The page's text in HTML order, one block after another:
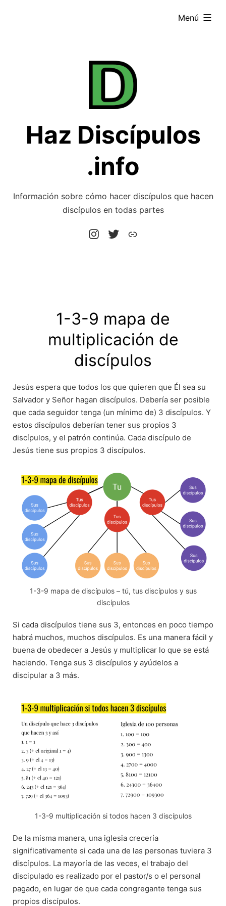
Haz Discípulos
.info
Información sobre cómo hacer discípulos que hacen
discípulos en todas partes
Menú
ampliado
Instrgram
X Web
1-3-9 mapa de
multiplicación de
discípulos
Jesús espera que todos los que quieren que Él sea su
Salvador y Señor hagan discípulos. Debería ser posible
que cada seguidor tenga (un mínimo de) 3 discípulos. Y
estos discípulos deberían tener sus propios 3
discípulos, y el patrón continúa. Cada discípulo de
Jesús tiene sus propios 3 discípulos.
1-3-9 mapa de discípulos – tú, tus discípulos y sus
discípulos
Si cada discípulos tiene sus 3, entonces en poco tiempo
habrá muchos, muchos discípulos. Es una manera fácil y
buena de obedecer a Jesús y multiplicar lo que se está
haciendo. Tenga sus 3 discípulos y ayúdelos a
discipular a 3 más.
1-3-9 multiplicación si todos hacen 3 discípulos
De la misma manera, una iglesia crecería
significativamente si cada una de las personas tuviera 3
discípulos. La mayoría de las veces, el trabajo del
discipulado es realizado por el pastor/s o el personal
pagado, en lugar de que cada congregante tenga sus
propios discípulos.